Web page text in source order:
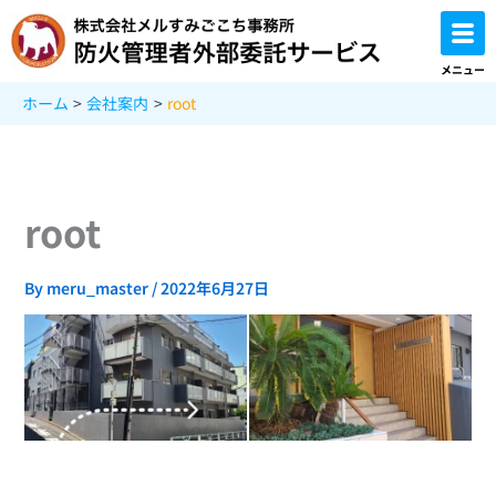
容
を
メニュー
ホーム 会社案内 root
root
By meru_master /2022年6月27日